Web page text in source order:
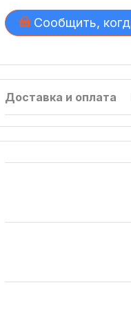
Сообщить,
Доставка и оплата